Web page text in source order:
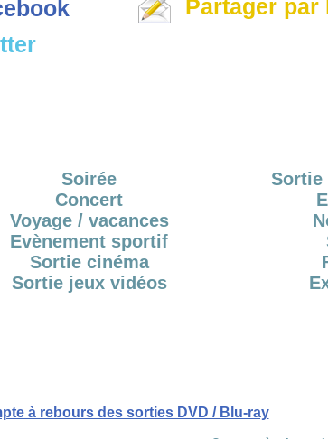
Partager par
Soirée
Concert
Voyage / vacances
Evènement sportif
Sortie cinéma
Sortie jeux vidéos
Sortie
à rebours des sorties DVD / Blu-ray